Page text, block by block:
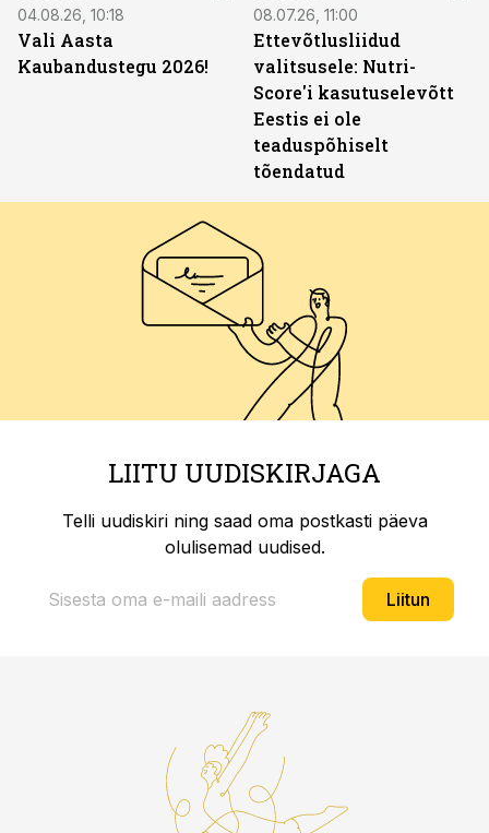
04.08.26, 10:18
Vali Aasta
Kaubandustegu 2026!
08.07.26, 11:00
Ettevõtlusliidud
valitsusele: Nutri-
Score'i kasutuselevõtt
Eestis ei ole
teaduspõhiselt
tõendatud
LIITU UUDISKIRJAGA
Telli uudiskiri ning saad oma postkasti päeva
olulisemad uudised.
Liitun